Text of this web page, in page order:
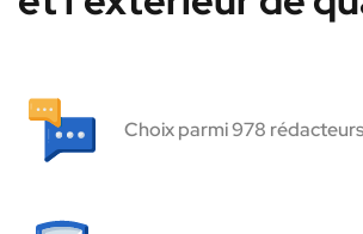
Choix parmi 978